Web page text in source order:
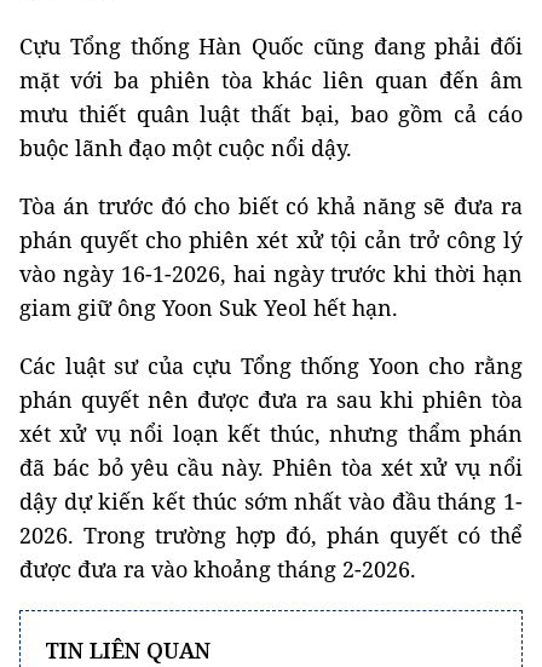
Cựu Tổng thống Hàn Quốc cũng đang phải đối
mặt với ba phiên tòa khác liên quan đến âm
mưu thiết quân luật thất bại, bao gồm cả cáo
buộc lãnh đạo một cuộc nổi dậy.
Tòa án trước đó cho biết có khả năng sẽ đưa ra
phán quyết cho phiên xét xử tội cản trở công lý
vào ngày 16-1-2026, hai ngày trước khi thời hạn
giam giữ ông Yoon Suk Yeol hết hạn.
Các luật sư của cựu Tổng thống Yoon cho rằng
phán quyết nên được đưa ra sau khi phiên tòa
xét xử vụ nổi loạn kết thúc, nhưng thẩm phán
đã bác bỏ yêu cầu này. Phiên tòa xét xử vụ nổi
dậy dự kiến kết thúc sớm nhất vào đầu tháng 1-
2026. Trong trường hợp đó, phán quyết có thể
được đưa ra vào khoảng tháng 2-2026.
TIN LIÊN QUAN